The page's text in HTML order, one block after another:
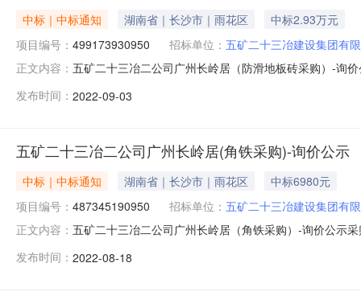
中标｜中标通知 湖南省｜长沙市｜雨花区
中标2.93万元
项目编号： 499173930950 招标单位： 五矿二十三冶建设集团有
正文内容： 五矿二十三冶二公司广州长岭居（防滑地板砖采购）-询
发布时间： 2022-09-03
五矿二十三冶二公司广州长岭居(角铁采购)-询价公示
中标｜中标通知 湖南省｜长沙市｜雨花区
中标6980元
项目编号： 487345190950 招标单位： 五矿二十三冶建设集团有
正文内容： 五矿二十三冶二公司广州长岭居（角铁采购）-询价公示
发布时间： 2022-08-18